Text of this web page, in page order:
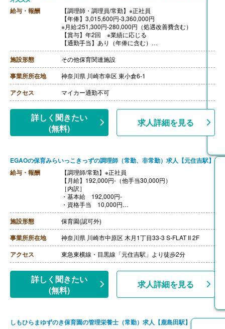
給与・報酬
【調理師・調理員/常勤】※正社員
【年俸】3,015,600円-3,360,000円
※月給:251,300円-280,000円（処遇改善費含む）
【賞与】年2回 ※業績に応じる
【通勤手当】あり（年俸に含む）
【昇給】あり※前年度実績なし
【退職金】あり
施設形態 その他保育関連施設
事業所所在地 神奈川県 川崎市幸区 東小倉6-1
アクセス マイカー通勤不可
詳しく聞きたい
(無料)
求人詳細を見る
EGAOの保育みらいっこきっずの調理師（常勤、非常勤）求人【元住吉駅】
給与・報酬
【調理師/常勤】※正社員
【月給】192,000円-（他手当30,000円）
［内訳］
・基本給 192,000円‐
・資格手当 10,000円
・書類手当 5,000円
・経験手当 5,000円
・皆勤手当 2,000円
・調理担当責任者手当 8,000円
++++++++++++++++++++
【調理師/非常勤】
【時給】1,300円-
施設形態 保育園(認可外)
事業所所在地 神奈川県 川崎市中原区 木月1丁目33-3 S-FLAT II 2F
アクセス 東急東横線・目黒線「元住吉駅」より徒歩2分
詳しく聞きたい
(無料)
求人詳細を見る
しもひらまゆずのき保育園の管理栄養士（常勤）求人【鹿島田駅】